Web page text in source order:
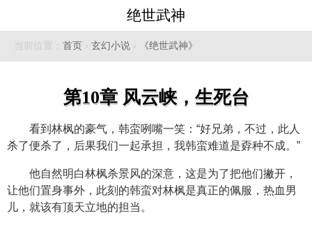
绝世武神
当前位置： 首页 › 玄幻小说 › 《绝世武神》
第10章 风云峡，生死台
看到林枫的豪气，韩蛮咧嘴一笑：“好兄弟，不过，此人
杀了便杀了，后果我们一起承担，我韩蛮难道是孬种不成。”
他自然明白林枫杀景风的深意，这是为了把他们撇开，
让他们置身事外，此刻的韩蛮对林枫是真正的佩服，热血男
儿，就该有顶天立地的担当。